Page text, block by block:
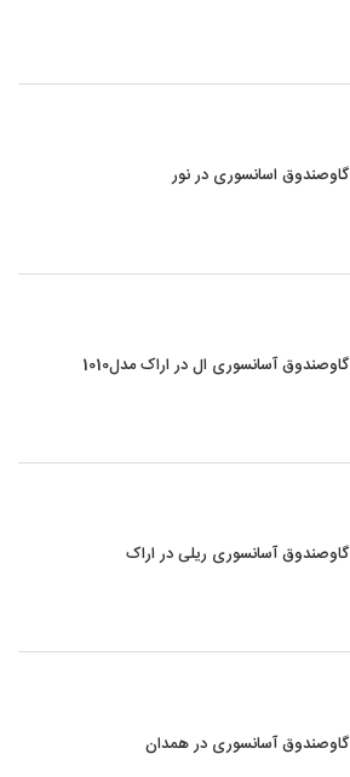
گاوصندوق اسانسوری در نور
گاوصندوق آسانسوری ال در اراک مدل1010
گاوصندوق آسانسوری ریلی در اراک
گاوصندوق آسانسوری در همدان